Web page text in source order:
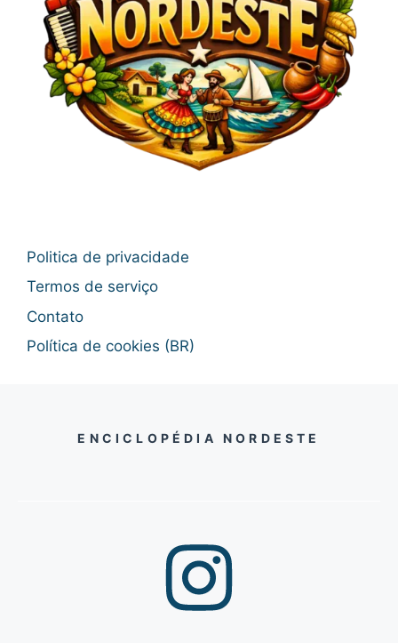
Politica de privacidade
Termos de serviço
Contato
Política de cookies (BR)
ENCICLOPÉDIA NORDESTE